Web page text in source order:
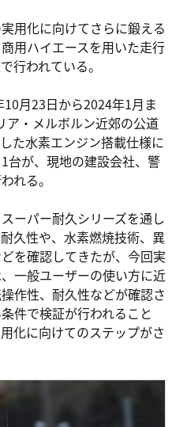
用化に向けてさらに鍛える
用ハイエースを用いた走行
行われている。
月23日から2024年1月ま
ア・メルボルン近郊の公道
た水素エンジン搭載仕様に
台が、現地の建設会社、警
れる。
ーパー耐久シリーズを通し
久性や、水素燃焼技術、異
を確認してきたが、今回実
一般ユーザーの使い方に近
作性、耐久性などが確認さ
件で検証が行われること
化に向けてのステップがさ